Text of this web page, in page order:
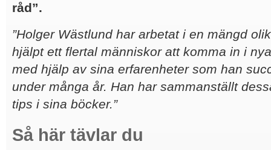
råd”.
”Holger Wästlund har arbetat i en mängd
hjälpt ett flertal människor att komma in i
med hjälp av sina erfarenheter som han
under många år. Han har sammanställt
tips i sina böcker.”
Så här tävlar du